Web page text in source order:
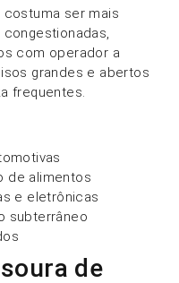
costuma ser mais
com operador a
grandes e abertos
frequentes.
de alimentos
e eletrônicas
subterrâneo
de